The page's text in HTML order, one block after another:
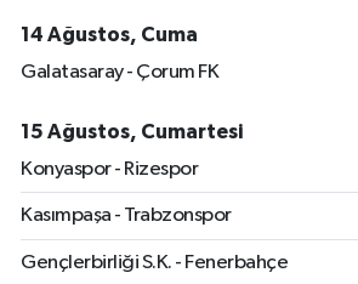
14 Ağustos, Cuma
Galatasaray - Çorum FK
15 Ağustos, Cumartesi
Konyaspor - Rizespor
Kasımpaşa - Trabzonspor
Gençlerbirliği S.K. - Fenerbahçe